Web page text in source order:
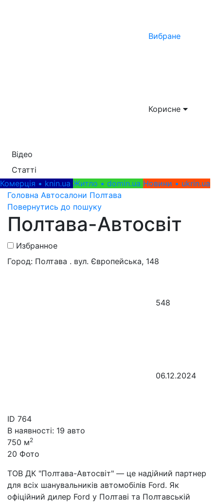
Вибране
Корисне
Відео
Статті
Комерція • knin.ua Житло • domin.ua Новини • ukrin.ua
Головна Автосалони Полтава
Повернутись до пошуку
Полтава-Автосвіт
Избранное
Город: Полтава . вул. Європейська, 148
548
06.12.2024
ID 764
В наявності: 19 авто
750 м2
20 Фото
ТОВ ДК "Полтава-Автосвіт" — це надійний партнер
для всіх шанувальників автомобілів Ford. Як
офіційний дилер Ford у Полтаві та Полтавській